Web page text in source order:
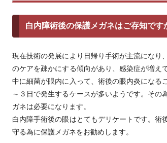
白内障術後の保護メガネはご存知です
現在技術の発展により日帰り手術が主流になり
のケアを疎かにする傾向があり、感染症が増え
中に細菌が眼内に入って、術後の眼内炎になる
～３日で発生するケースが多いようです。その
ガネは必要になります。
白内障手術後の眼はとてもデリケートです。術
守る為に保護メガネをお勧めします。